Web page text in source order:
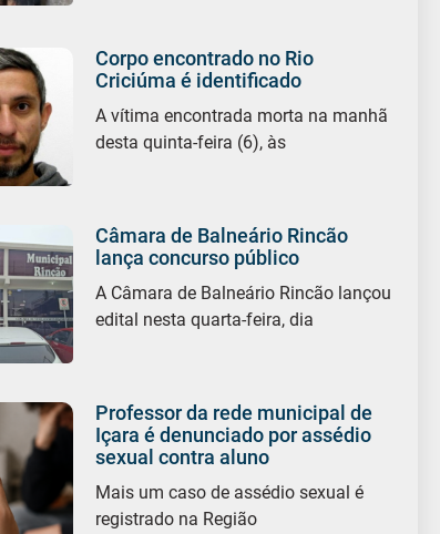
Corpo encontrado no Rio
Criciúma é identificado
A vítima encontrada morta na manhã
desta quinta-feira (6), às
Câmara de Balneário Rincão
lança concurso público
A Câmara de Balneário Rincão lançou
edital nesta quarta-feira, dia
Professor da rede municipal de
Içara é denunciado por assédio
sexual contra aluno
Mais um caso de assédio sexual é
registrado na Região